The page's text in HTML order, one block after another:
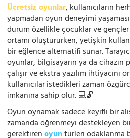
Ücretsiz oyunlar, kullanıcıların
yapmadan oyun deneyimi
durum özellikle çocuklar ve
ortamı oluştururken, yetişkin
bir eğlence alternatifi sunar.
oyunlar, bilgisayarın ya da cihazın
çalışır ve ekstra yazılım ihtiyacını
kullanıcılar istedikleri zaman
imkanına sahip olur. 💻🔓
Oyun oynamak sadece keyifli bir
zamanda öğrenmeyi destekleyen
gerektirenoyuntürleri odaklanma